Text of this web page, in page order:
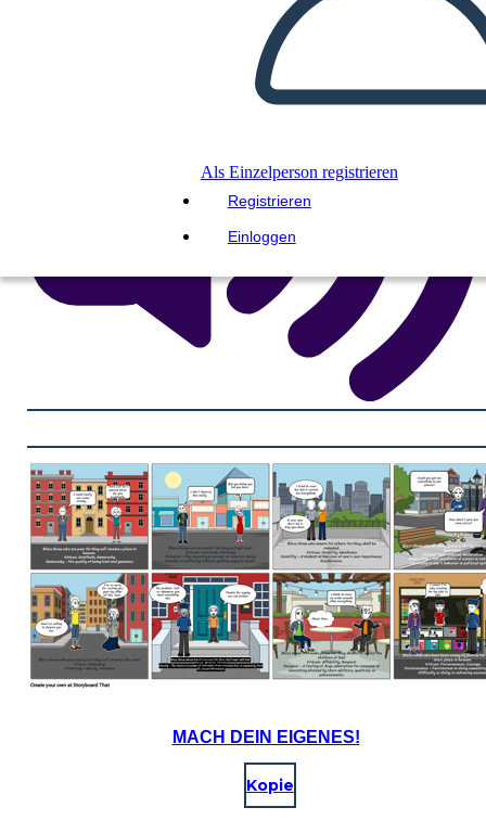
Als Einzelperson registrieren
Registrieren
Einloggen
MACH DEIN EIGENES!
Kopie